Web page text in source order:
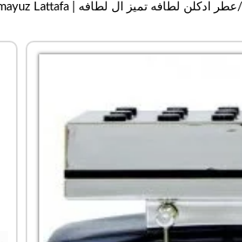
عطر ادکلن لطافه تمیز ال لطافه | Lattafa Perfumes Tamayuz Lattafa